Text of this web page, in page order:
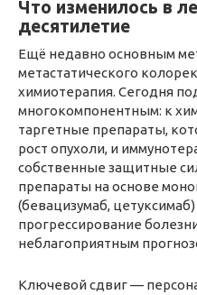
Что изменилось в
десятилетие
Ещё недавно основным
метастатического
химиотерапия. Сегодня
многокомпонентным: к
таргетные препараты,
рост опухоли, и
собственные защитные
препараты на основе
(бевацизумаб,
прогрессирование
неблагоприятным
Ключевой сдвиг —